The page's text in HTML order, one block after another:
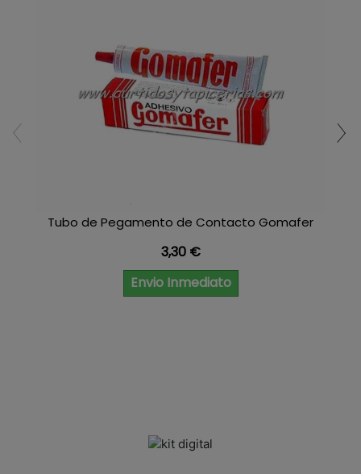
Tubo de Pegamento de Contacto Gomafer
Precio
3,30 €
Envio Inmediato